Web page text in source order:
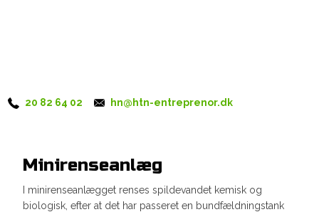
20 82 64 02 hn@htn-entreprenor.dk
Minirenseanlæg
I minirenseanlægget renses spildevandet kemisk og
biologisk, efter at det har passeret en bundfældningstank